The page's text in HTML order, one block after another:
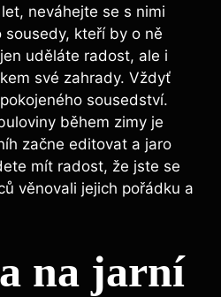
neváhejte se s nimi
kteří by o ně
uděláte radost, ale i
své zahrady. Vždyť
sousedství.
během zimy je
začne editovat a jaro
mít radost, že jste se
věnovali jejich pořádku a
na jarní